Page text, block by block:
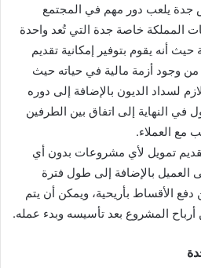
يلعب دور مهم في المجتمع
خاصة جدة التي تُعد واحدة
أنه يقوم بتوفير إمكانية تقديم
وجود أزمة مالية في حياته حيث
لسداد الديون بالإضافة إلى دوره
في النهاية إلى اتفاق بين الطرفين
مع العملاء.
تمويل لأي مشروعات بدون أي
بالإضافة إلى طول فترة
الأقساط بأريحية، ويمكن أن يتم
أرباح المشروع بعد تأسيسه وبدء عمله.